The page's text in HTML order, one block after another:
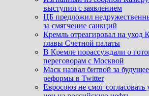
выступил с заявлением
ЦБ предложил
за смягчение санкций
Кремль отреагировал на уход
главы Счетной палаты
В Кремле порассуждали о
переговорам с Москвой
Маск назвал битвой за
реформы в Twitter
Евросоюз не смог согласовать